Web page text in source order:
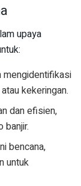
upaya
mengidentifikasi
kekeringan.
dan efisien,
banjir.
bencana,
untuk